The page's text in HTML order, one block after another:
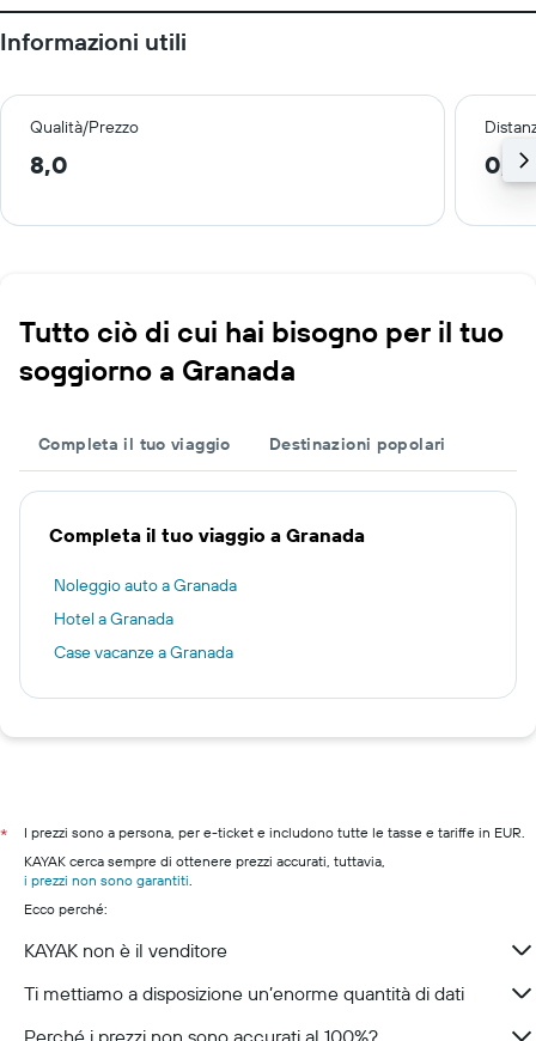
Informazioni utili
Qualità/Prezzo
8,0 0,8
Tutto ciò di cui hai bisogno per il tuo
soggiorno a Granada
Completa il tuo viaggio Destinazioni popolari
Completa il tuo viaggio a Granada
Noleggio auto a Granada
Hotel a Granada
Case vacanze a Granada
*
I prezzi sono a persona, per e-ticket e includono tutte le tasse e tariffe in EUR.
KAYAK cerca sempre di ottenere prezzi accurati, tuttavia,
i prezzi non sono garantiti.
Ecco perché:
KAYAK non è il venditore
Ti mettiamo a disposizione un’enorme quantità di dati
Perché i prezzi non sono accurati al 100%?